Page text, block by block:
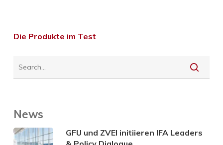
Die Produkte im Test
News
GFU und ZVEI initiieren IFA Leaders